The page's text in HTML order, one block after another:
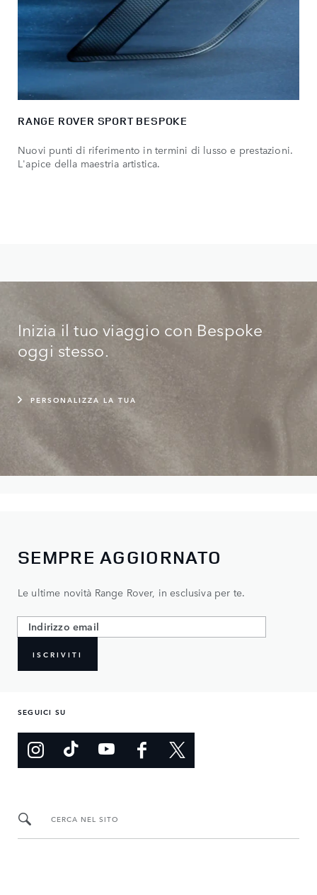
RANGE ROVER SPORT BESPOKE
Nuovi punti di riferimento in termini di lusso e prestazioni.
L'apice della maestria artistica.
Inizia il tuo viaggio con Bespoke
oggi stesso.
PERSONALIZZA LA TUA
SEMPRE AGGIORNATO
Le ultime novità Range Rover, in esclusiva per te.
ISCRIVITI
SEGUICI SU
CERCA NEL SITO